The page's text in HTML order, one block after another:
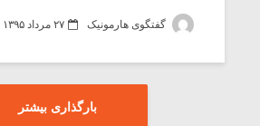
گفتگوی هارمونیک ۲۷ مرداد ۱۳۹۵
بارگذاری بیشتر